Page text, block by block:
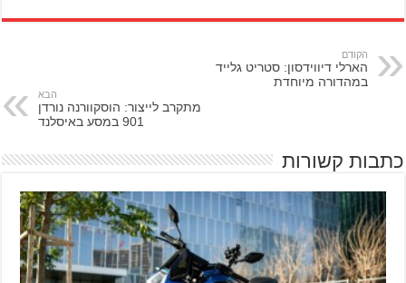
הקודם
הארלי דיווידסון: סטריט גלייד
במהדורה מיוחדת
הבא
מתקרב לייצור: הוסקוורנה נורדן
901 במסע באיסלנד
כתבות קשורות